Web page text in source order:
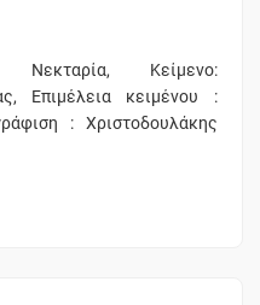
Κείμενο:
Επιμέλεια κειμένου :
: Χριστοδουλάκης